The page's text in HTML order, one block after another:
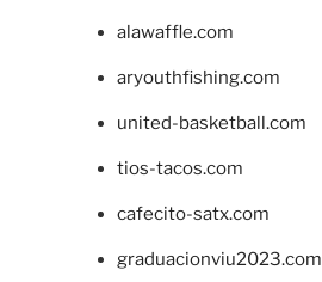
alawaffle.com
aryouthfishing.com
united-basketball.com
tios-tacos.com
cafecito-satx.com
graduacionviu2023.com